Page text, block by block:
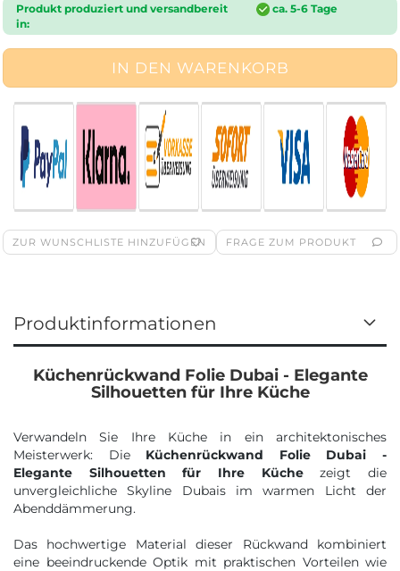
Produkt produziert und versandbereit
in:
ca. 5-6 Tage
ZUR WUNSCHLISTE HINZUFÜGEN FRAGE ZUM PRODUKT
Produktinformationen
Küchenrückwand Folie Dubai - Elegante
Silhouetten für Ihre Küche
Verwandeln Sie Ihre Küche in ein architektonisches
Meisterwerk: Die Küchenrückwand Folie Dubai -
Elegante Silhouetten für Ihre Küchezeigt die
unvergleichliche Skyline Dubais im warmen Licht der
Abenddämmerung.
Das hochwertige Material dieser Rückwand kombiniert
eine beeindruckende Optik mit praktischen Vorteilen wie